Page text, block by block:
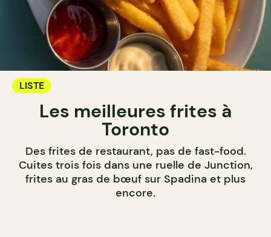
LISTE
Les meilleures frites à
Toronto
Des frites de restaurant, pas de fast-food.
Cuites trois fois dans une ruelle de Junction,
frites au gras de bœuf sur Spadina et plus
encore.